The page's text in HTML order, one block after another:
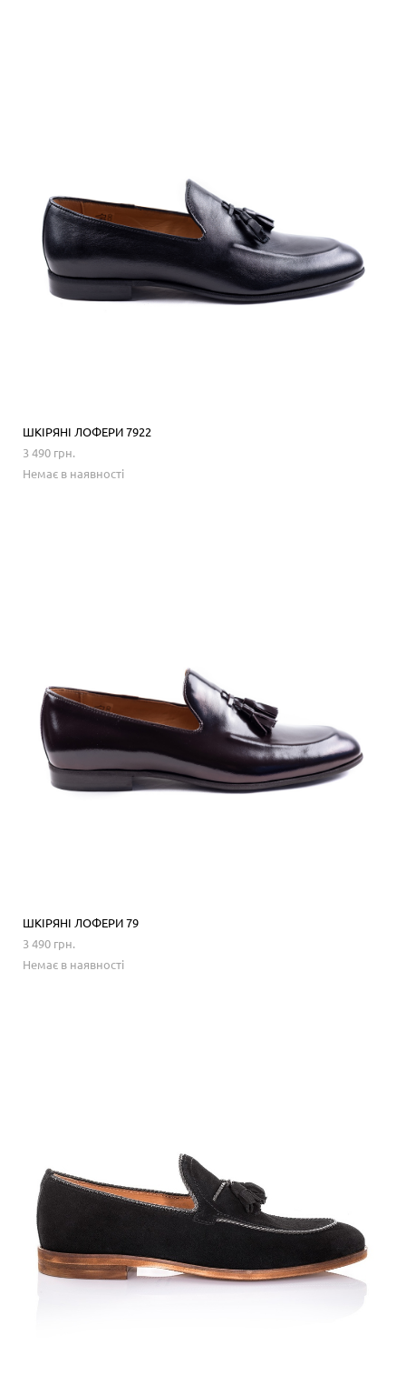
ШКІРЯНІ ЛОФЕРИ 7922
3 490 грн.
Немає в наявності
ШКІРЯНІ ЛОФЕРИ 79
3 490 грн.
Немає в наявності